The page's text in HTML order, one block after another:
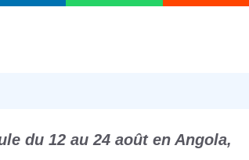
du 12 au 24 août en Angola,